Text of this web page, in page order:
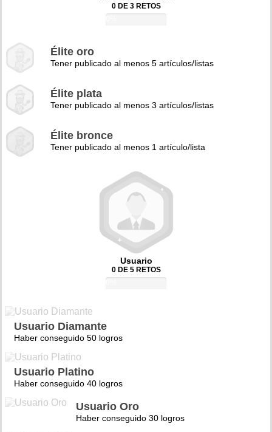
0 DE 3 RETOS
Élite oro
Tener publicado al menos 5 artículos/listas
Élite plata
Tener publicado al menos 3 artículos/listas
Élite bronce
Tener publicado al menos 1 artículo/lista
Usuario
0 DE 5 RETOS
Usuario Diamante
Haber conseguido 50 logros
Usuario Platino
Haber conseguido 40 logros
Usuario Oro
Haber conseguido 30 logros